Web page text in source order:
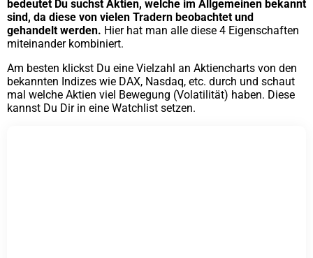
bedeutet Du suchst Aktien, welche im Allgemeinen bekannt
sind, da diese von vielen Tradern beobachtet und
gehandelt werden. Hier hat man alle diese 4 Eigenschaften
miteinander kombiniert.
Am besten klickst Du eine Vielzahl an Aktiencharts von den
bekannten Indizes wie DAX, Nasdaq, etc. durch und schaut
mal welche Aktien viel Bewegung (Volatilität) haben. Diese
kannst Du Dir in eine Watchlist setzen.